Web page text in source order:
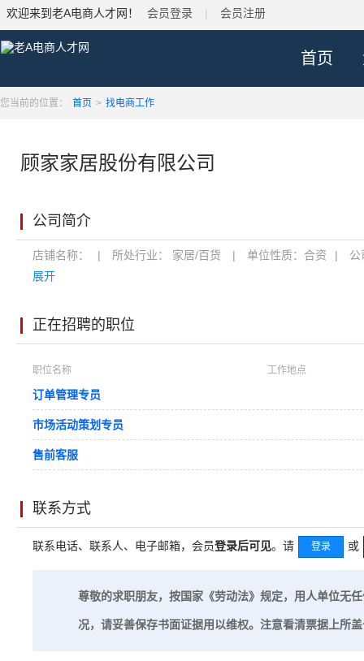
欢迎来到老A电商人才网！ 会员登录 | 会员注册
首页
您当前的位置： 首页 > 找电商工作
顾家家居股份有限公司
公司简介
店铺名称： | 所处行业： 家居/百货 | 单位性质： 合资 |
公
展开
正在招聘的职位
职位名称 工作地点
订单管理专员
市场活动策划专员
售前客服
联系方式
联系电话、联系人、电子邮箱，会员登录后可见。请 登录 或
尊敬的求职朋友，按国家《劳动法》规定，用人单位无
况，请妥善保存书面证据用以维权。注意看清票据上所